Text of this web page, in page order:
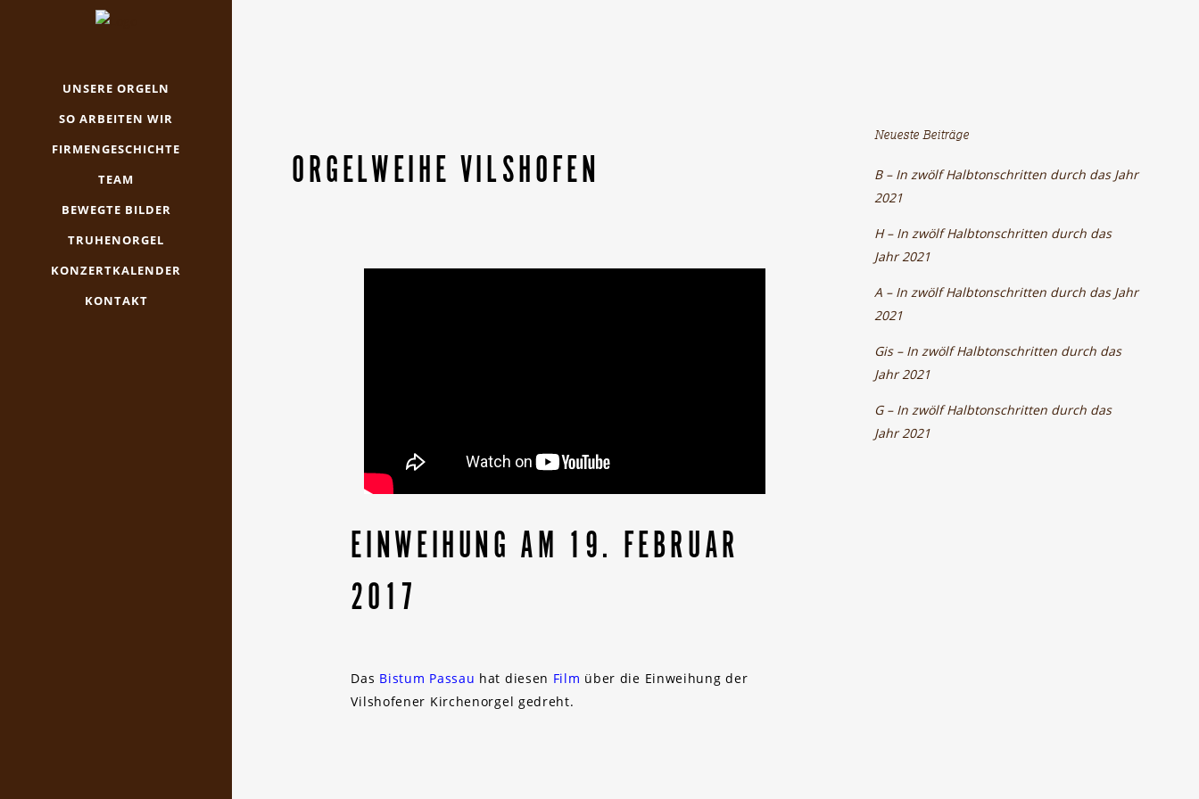
UNSERE ORGELN
SO ARBEITEN WIR
FIRMENGESCHICHTE
TEAM
BEWEGTE BILDER
TRUHENORGEL
KONZERTKALENDER
KONTAKT
ORGELWEIHE VILSHOFEN
EINWEIHUNG AM 19. FEBRUAR
2017
Das Bistum Passau hat diesen Film über die Einweihung der
Vilshofener Kirchenorgel gedreht.
Neueste Beiträge
B – In zwölf Halbtonschritten durch das Jahr
2021
H – In zwölf Halbtonschritten durch das
Jahr 2021
A – In zwölf Halbtonschritten durch das Jahr
2021
Gis – In zwölf Halbtonschritten durch das
Jahr 2021
G – In zwölf Halbtonschritten durch das
Jahr 2021